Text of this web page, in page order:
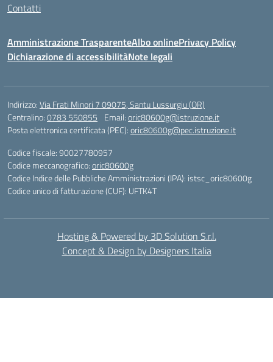
Contatti
Amministrazione TrasparenteAlbo onlinePrivacy Policy
Dichiarazione di accessibilitàNote legali
Indirizzo:Via Frati Minori 7 09075, Santu Lussurgiu (OR)
Centralino:0783 550855 Email:oric80600g@istruzione.it
Posta elettronica certificata (PEC):oric80600g@pec.istruzione.it
Codice fiscale: 90027780957
Codice meccanografico:oric80600g
Codice Indice delle Pubbliche Amministrazioni (IPA): istsc_oric80600g
Codice unico di fatturazione (CUF): UFTK4T
Hosting & Powered by 3D Solution S.r.l.
Concept & Design by Designers Italia